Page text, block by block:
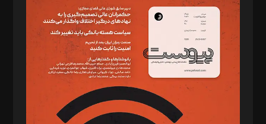
سردبیر: مهرک محمودی
دبیر تحریریه: میثم قاسمی
د‌بیر ناداستان: سمانه سمیع
د‌بیر خدمت و تجارت: ابوالفضل رجبی
د‌بیر حقوق فناوری: حسام‌الدین ایپکچی
د‌بیر پیوست جهان: مینا پاکدل
د‌بیر تحریریه آنلاین: بابک نقاش